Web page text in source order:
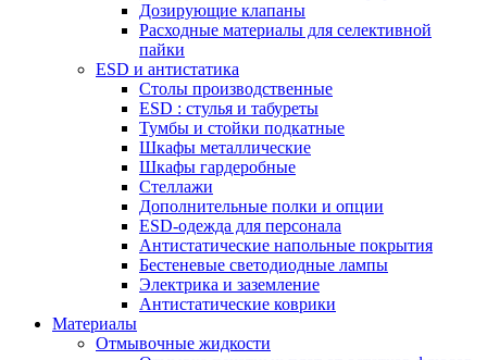
Дозирующие клапаны
Расходные материалы для селективной
пайки
ESD и антистатика
Столы производственные
ESD : cтулья и табуреты
Тумбы и стойки подкатные
Шкафы металлические
Шкафы гардеробные
Стеллажи
Дополнительные полки и опции
ESD-одежда для персонала
Антистатические напольные покрытия
Бестеневые светодиодные лампы
Электрика и заземление
Антистатические коврики
Материалы
Отмывочные жидкости